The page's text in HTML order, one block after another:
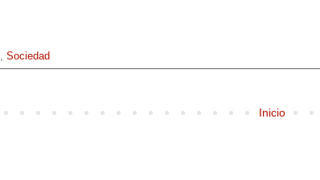
, Sociedad
Inicio